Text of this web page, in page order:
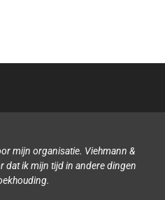
Binnen onze organisatie
boekhouding. Het team van
altijd behulpzaam en samen